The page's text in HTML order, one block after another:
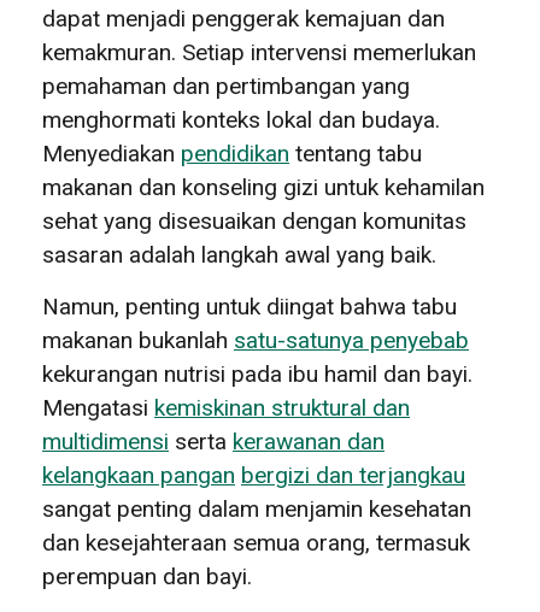
dapat menjadi penggerak kemajuan dan
kemakmuran. Setiap intervensi memerlukan
pemahaman dan pertimbangan yang
menghormati konteks lokal dan budaya.
Menyediakan pendidikan tentang tabu
makanan dan konseling gizi untuk kehamilan
sehat yang disesuaikan dengan komunitas
sasaran adalah langkah awal yang baik.
Namun, penting untuk diingat bahwa tabu
makanan bukanlah satu-satunya penyebab
kekurangan nutrisi pada ibu hamil dan bayi.
Mengatasi kemiskinan struktural dan
multidimensi serta kerawanan dan
kelangkaan pangan bergizi dan terjangkau
sangat penting dalam menjamin kesehatan
dan kesejahteraan semua orang, termasuk
perempuan dan bayi.